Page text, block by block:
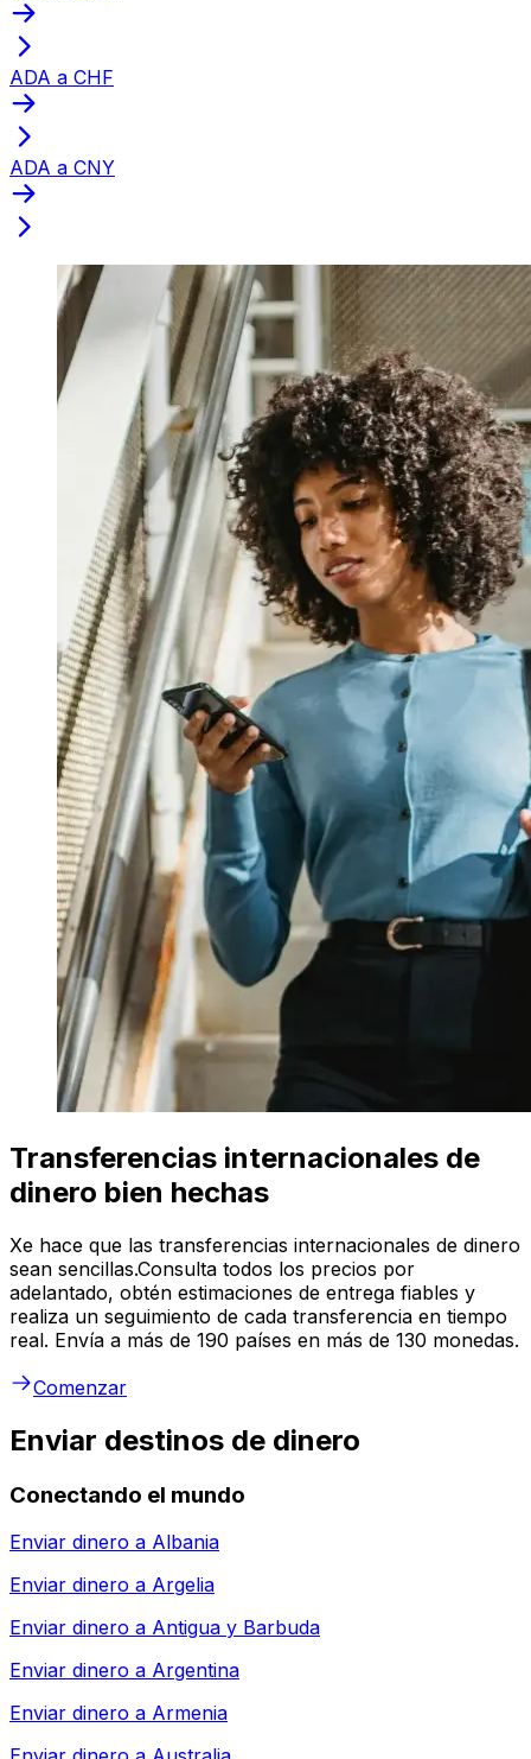
ADA a CHF
ADA a CNY
Transferencias internacionales de
dinero bien hechas
Xe hace que las transferencias internacionales de dinero
sean sencillas.Consulta todos los precios por
adelantado, obtén estimaciones de entrega fiables y
realiza un seguimiento de cada transferencia en tiempo
real. Envía a más de 190 países en más de 130 monedas.
Comenzar
Enviar destinos de dinero
Conectando el mundo
Enviar dinero a Albania
Enviar dinero a Argelia
Enviar dinero a Antigua y Barbuda
Enviar dinero a Argentina
Enviar dinero a Armenia